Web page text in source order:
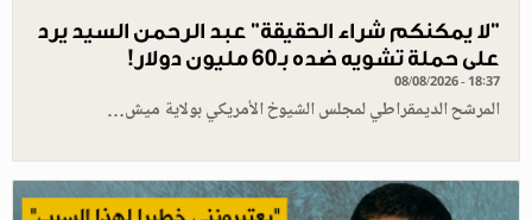
"لا يمكنكم شراء الحقيقة" عبد الرحمن السيد يرد
على حملة تشويه ضده بـ60 مليون دولار!
08/08/2026 - 18:37
المرشح الديمقراطي لمجلس الشيوخ الأمريكي بولاية ميش…